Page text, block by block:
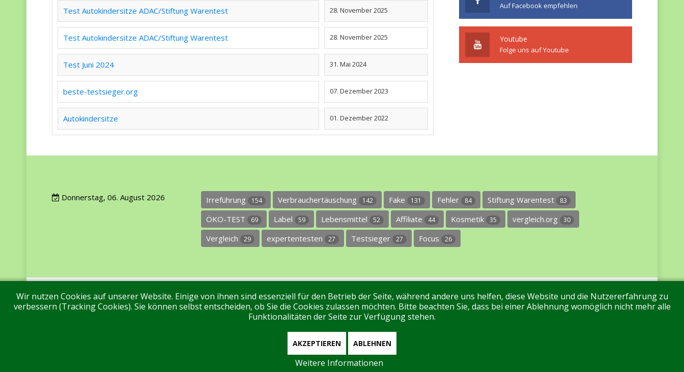
Test Autokindersitze ADAC/Stiftung Warentest 28. November 2025
Test Autokindersitze ADAC/Stiftung Warentest 28. November 2025
Test Juni 2024 31. Mai 2024
beste-testsieger.org 07. Dezember 2023
Autokindersitze 01. Dezember 2022
Auf Facebook empfehlen
Youtube
Folge uns auf Youtube
Donnerstag, 06. August 2026 Irreführung 154 Verbrauchertäuschung 142 Fake 131 Fehler 84 Stiftung Warentest 83
ÖKO-TEST 69 Label 59 Lebensmittel 52 Affiliate 44 Kosmetik 35 vergleich.org 30
Vergleich 29 expertentesten 27 Testsieger 27 Focus 26
Impressum Datenschutz Über uns Kontakt Tags Unterstützen Sie uns! Login
Wir nutzen Cookies auf unserer Website. Einige von ihnen sind essenziell für den Betrieb der Seite, während andere uns helfen, diese Website und die Nutzererfahrung zu
verbessern (Tracking Cookies). Sie können selbst entscheiden, ob Sie die Cookies zulassen möchten. Bitte beachten Sie, dass bei einer Ablehnung womöglich nicht mehr alle
Funktionalitäten der Seite zur Verfügung stehen.
AKZEPTIEREN ABLEHNEN
Weitere Informationen